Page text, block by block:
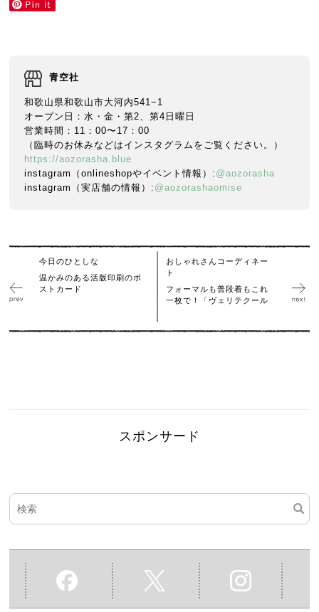
青空社
和歌山県和歌山市大河内541−1
オープン日：水・金・第2、第4日曜日
営業時間：11：00〜17：00
（臨時のお休みなどはインスタグラムをご覧ください。）
https://aozorasha.blue
instagram（onlineshopやイベント情報）: @aozorasha
instagram（実店舗の情報）: @aozorashaomise
今日のひとしな
温かみのある活版印刷のポ
ストカード
おしゃれさんコーディネー
ト
フォーマルも普段着もこれ
一枚で！「ヴェリテクール
スポンサード